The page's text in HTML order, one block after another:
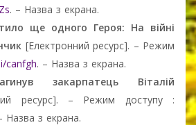
. – Назва з екрана.
ще одного Героя: На війні
[Електронний ресурс]. – Режим
canfgh. – Назва з екрана.
закарпатець Віталій
ресурс]. – Режим доступу :
Назва з екрана.